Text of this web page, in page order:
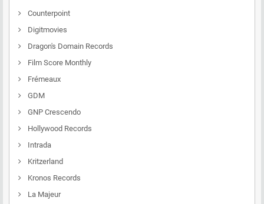
Counterpoint
Digitmovies
Dragon's Domain Records
Film Score Monthly
Frémeaux
GDM
GNP Crescendo
Hollywood Records
Intrada
Kritzerland
Kronos Records
La Majeur